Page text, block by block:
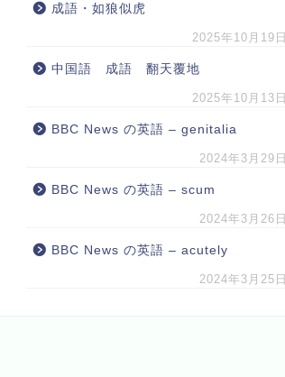
成語・如狼似虎
2025年10月19日
中国語 成語 翻天覆地
2025年10月13日
BBC News の英語 – genitalia
2024年3月29日
BBC News の英語 – scum
2024年3月26日
BBC News の英語 – acutely
2024年3月25日